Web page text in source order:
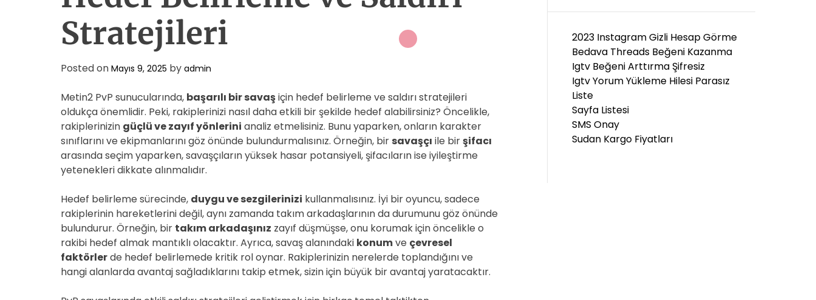
Stratejileri
Posted on Mayıs 9, 2025 by admin
Metin2 PvP sunucularında, başarılı bir savaşiçin hedef belirleme ve saldırı stratejileri
oldukça önemlidir. Peki, rakiplerinizi nasıl daha etkili bir şekilde hedef alabilirsiniz? Öncelikle,
rakiplerinizin güçlü ve zayıf yönlerini analiz etmelisiniz. Bunu yaparken, onların karakter
sınıflarını ve ekipmanlarını göz önünde bulundurmalısınız. Örneğin, bir savaşçı ile birşifacı
arasında seçim yaparken, savaşçıların yüksek hasar potansiyeli, şifacıların ise iyileştirme
yetenekleri dikkate alınmalıdır.
Hedef belirleme sürecinde, duygu ve sezgilerinizi kullanmalısınız. İyi bir oyuncu, sadece
rakiplerinin hareketlerini değil, aynı zamanda takım arkadaşlarının da durumunu göz önünde
bulundurur. Örneğin, bir takım arkadaşınız zayıf düşmüşse, onu korumak için öncelikle o
rakibi hedef almak mantıklı olacaktır. Ayrıca, savaş alanındaki konumve çevresel
faktörlerde hedef belirlemede kritik rol oynar. Rakiplerinizin nerelerde toplandığını ve
hangi alanlarda avantaj sağladıklarını takip etmek, sizin için büyük bir avantaj yaratacaktır.
2023 Instagram Gizli Hesap Görme
Bedava Threads Beğeni Kazanma
Igtv Beğeni Arttırma Şifresiz
Igtv Yorum Yükleme Hilesi Parasız
Liste
Sayfa Listesi
SMS Onay
Sudan Kargo Fiyatları